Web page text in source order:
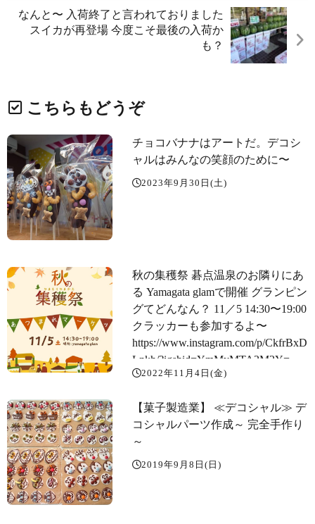
なんと〜 入荷終了と言われておりました
スイカが再登場️ 今度こそ最後の入荷か
も？️
こちらもどうぞ
チョコバナナはアートだ。デコシ
ャルはみんなの笑顔のために〜️
2023年9月30日(土)
秋の集穫祭 碁点温泉のお隣りにあ
る Yamagata glamで開催️ グランピン
グてどんなん？ 11／5 14:30〜19:00
クラッカーも参加するよ〜
https://www.instagram.com/p/CkfrBxD
Lnkh/?igshid=YmMyMTA2M2Y=
2022年11月4日(金)
【菓子製造業】 ≪デコシャル️≫ デ
コシャルパーツ作成～️ 完全手作り
～
2019年9月8日(日)